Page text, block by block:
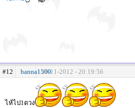
#12 banna150029-11-2012 - 20:19:56
ไห้ไป1ดวง